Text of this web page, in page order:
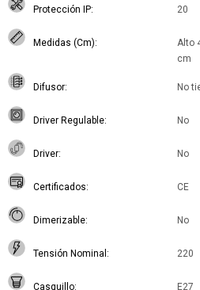
Protección IP 20
Medidas (Cm)
Alto
cm
Difusor No
Driver Regulable No
Driver No
Certificados CE
Dimerizable No
Tensión Nominal 220
Casquillo E27